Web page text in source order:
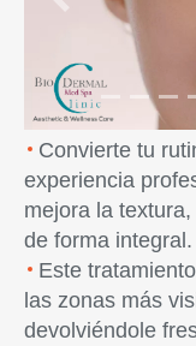
Previous
Convierte tu
experiencia
mejora la
de forma integral.
Este
las zonas más
devolviéndole